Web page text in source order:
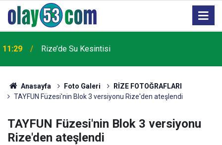
11:29 Rize’de Su Kesintisi
Anasayfa Foto Galeri
RİZE FOTOĞRAFLARI
TAYFUN Füzesi'nin Blok 3 versiyonu Rize'den ateşlendi
TAYFUN Füzesi'nin Blok 3 versiyonu
Rize'den ateşlendi